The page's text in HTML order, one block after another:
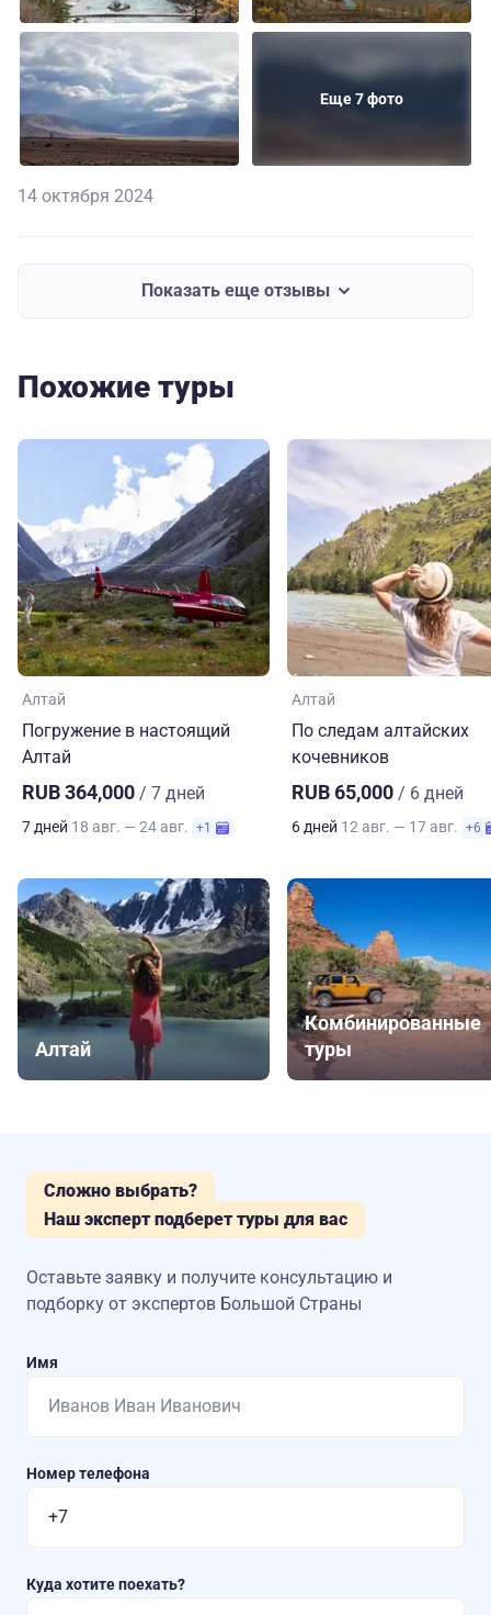
Еще 7 фото
14 октября 2024
Показать еще отзывы
Похожие туры
Алтай
Погружение в настоящий
Алтай
RUB 364,000 / 7 дней
7 дней 18 авг. — 24 авг. +1
Алтай
По следам алтайских
кочевников
RUB 65,000 / 6 дней
6 дней 12 авг. — 17 авг. +6
Алтай
Комбинированные
туры
Сложно выбрать?
Наш эксперт подберет туры для вас
Оставьте заявку и получите консультацию и
подборку от экспертов Большой Страны
Имя
Номер телефона
Куда хотите поехать?